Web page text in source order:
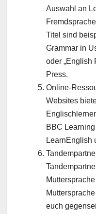
Auswahl an
Titel sind
Grammar in
oder „English
Press.
Online-
Websites
BBC
LearnEnglish
euch